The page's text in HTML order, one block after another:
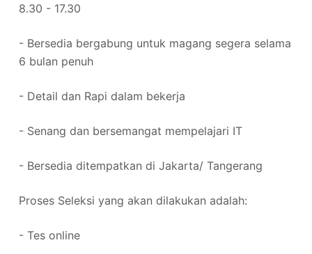
8.30 - 17.30
- Bersedia bergabung untuk magang segera selama
6 bulan penuh
- Detail dan Rapi dalam bekerja
- Senang dan bersemangat mempelajari IT
- Bersedia ditempatkan di Jakarta/ Tangerang
Proses Seleksi yang akan dilakukan adalah:
- Tes online